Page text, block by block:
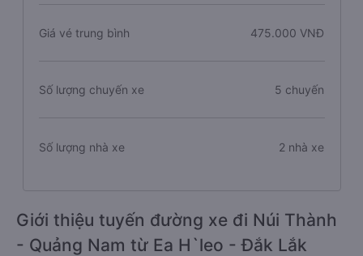
Giá vé trung bình 475.000 VNĐ
Số lượng chuyến xe 5 chuyến
Số lượng nhà xe 2 nhà xe
Giới thiệu tuyến đường xe đi Núi Thành
- Quảng Nam từ Ea H`leo - Đắk Lắk